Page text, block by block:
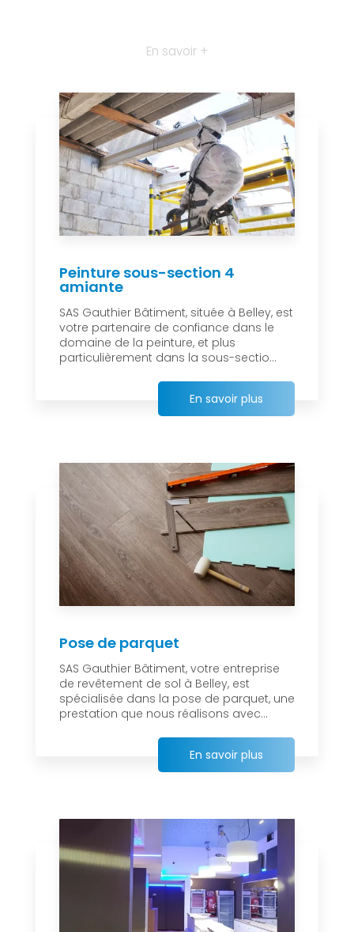
En savoir +
Peinture sous-section 4
amiante
SAS Gauthier Bâtiment, située à Belley, est
votre partenaire de confiance dans le
domaine de la peinture, et plus
particulièrement dans la sous-sectio...
En savoir plus
Pose de parquet
SAS Gauthier Bâtiment, votre entreprise
de revêtement de sol à Belley, est
spécialisée dans la pose de parquet, une
prestation que nous réalisons avec...
En savoir plus